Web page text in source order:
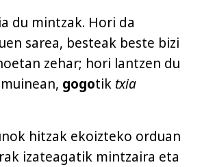
du mintzak. Hori da
sarea, besteak beste bizi
zehar; hori lantzen du
gogotik txia
hitzak ekoizteko orduan
izateagatik mintzaira eta